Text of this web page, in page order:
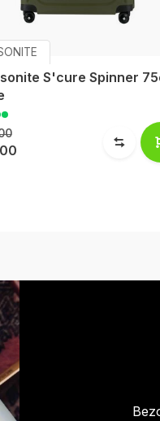
S'cure Spinner